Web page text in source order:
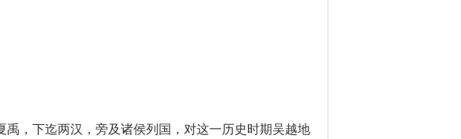
，下迄两汉，旁及诸侯列国，对这一历史时期吴越地